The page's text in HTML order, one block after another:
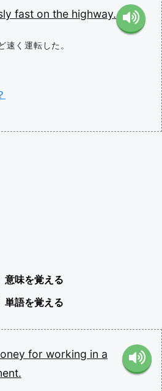
fast on the highway.
速く運転した。
意味を覚える
単語を覚える
for working in a